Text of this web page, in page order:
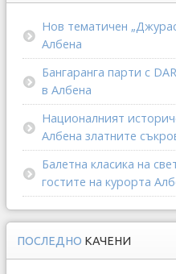
Нов тематичен
Албена
Бангаранга парти с
в Албена
Националният
Албена златните
Балетна класика на
гостите на курорта
ПОСЛЕДНО КАЧЕНИ